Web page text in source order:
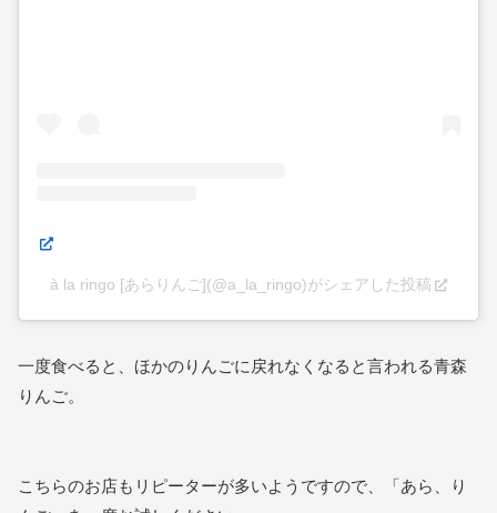
à la ringo [あらりんご](@a_la_ringo)がシェアした投稿
一度食べると、ほかのりんごに戻れなくなると言われる青森
りんご。
こちらのお店もリピーターが多いようですので、「あら、り